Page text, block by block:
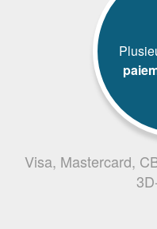
Visa, Mastercard,